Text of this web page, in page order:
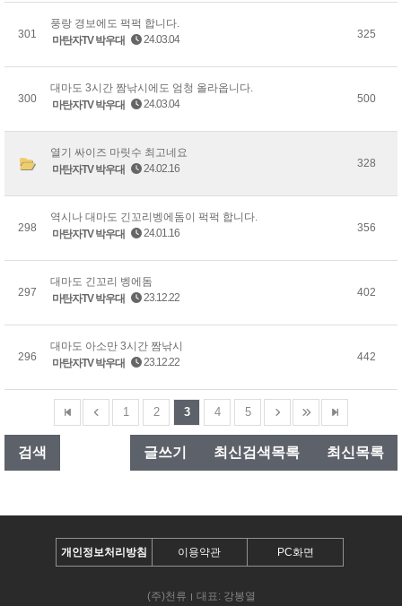
301
풍랑 경보에도 퍽퍽 합니다.
마탄자TV 박우대
24.03.04 325
300
대마도 3시간 짬낚시에도 엄청 올라옵니다.
마탄자TV 박우대
24.03.04 500
열기 싸이즈 마릿수 최고네요
마탄자TV 박우대
24.02.16 328
298
역시나 대마도 긴꼬리벵에돔이 퍽퍽 합니다.
마탄자TV 박우대
24.01.16 356
297
대마도 긴꼬리 벵에돔
마탄자TV 박우대
23.12.22 402
296
대마도 아소만 3시간 짬낚시
마탄자TV 박우대
23.12.22 442
1 2 3 4 5
검색 글쓰기 최신검색목록 최신목록
개인정보처리방침 이용약관 PC화면
(주)천류
대표: 강봉열